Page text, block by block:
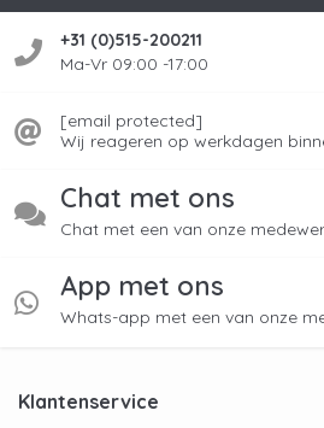
+31 (0)515-200211
Ma-Vr 09:00 -17:00
[email protected]
Wij reageren op werkdagen
Chat met ons
Chat met een van onze
App met ons
Whats-app met een van onze
Klantenservice